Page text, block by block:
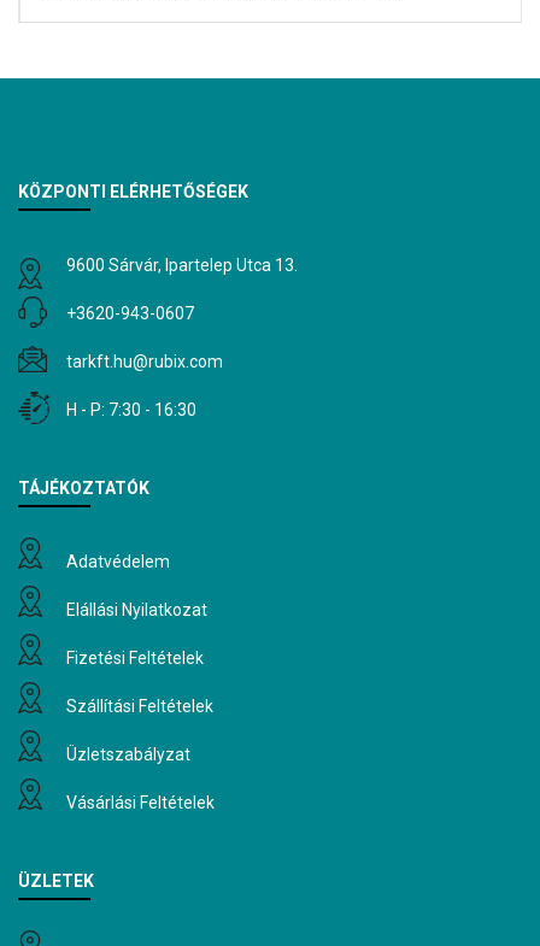
KÖZPONTI ELÉRHETŐSÉGEK
9600 Sárvár, Ipartelep Utca 13.
+3620-943-0607
tarkft.hu@rubix.com
H - P: 7:30 - 16:30
TÁJÉKOZTATÓK
Adatvédelem
Elállási Nyilatkozat
Fizetési Feltételek
Szállítási Feltételek
Üzletszabályzat
Vásárlási Feltételek
ÜZLETEK